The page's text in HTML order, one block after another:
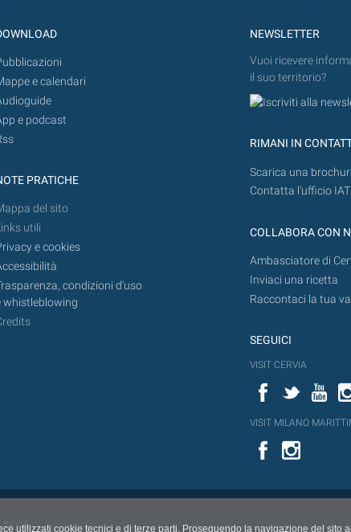
utilizzati cookie tecnici e di terze parti. Proseguendo la navigazione del sito
e calendari
e podcast
PRATICHE
del sito
utili
e cookies
condizioni d'uso
whistleblowing
NEWSLETTER
Vuoi ricevere
il suo territorio?
RIMANI IN
Scarica una
Contatta l'ufficio IAT
COLLABORA CON
Ambasciatore di
Inviaci una ricetta
Raccontaci la tua
SEGUICI
VISIT CERVIA
FacebookTwitter
VISIT MILANO
Facebook